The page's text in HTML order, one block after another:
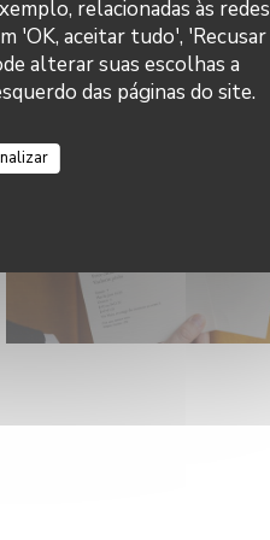
relacionadas às redes
'OK, aceitar tudo', 'Recusar
alterar suas escolhas a
das páginas do site.